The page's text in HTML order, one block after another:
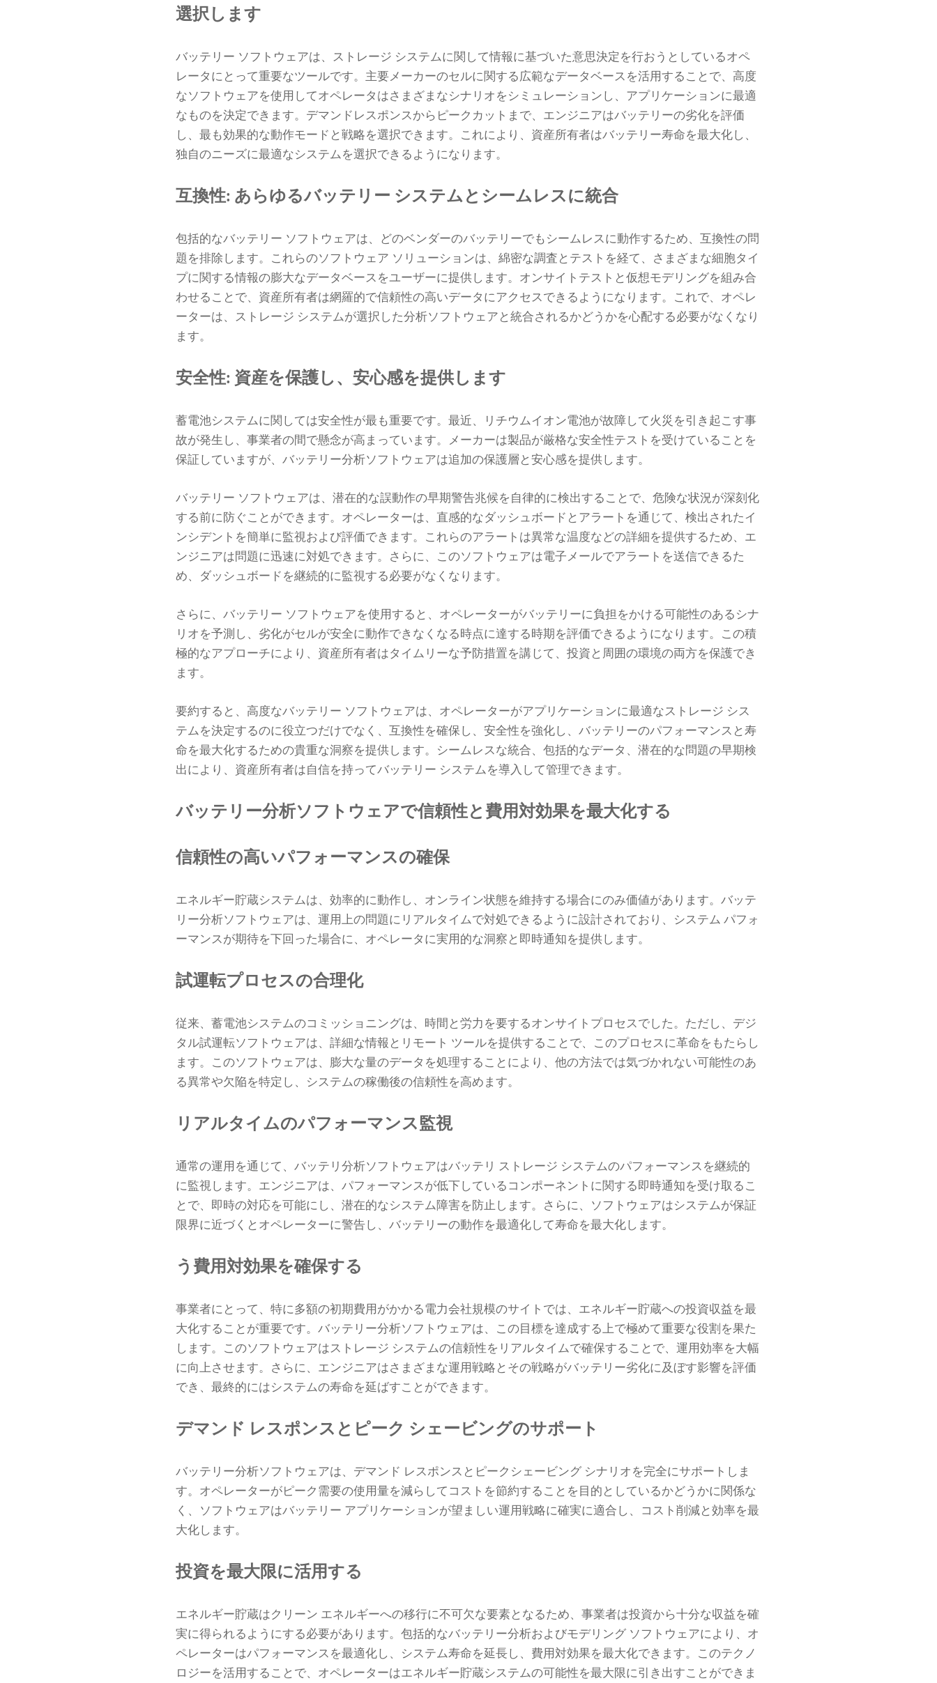
選択します
バッテリー ソフトウェアは、ストレージ システムに関して情報に基づいた意思決定を行おうとしているオペ
レータにとって重要なツールです。主要メーカーのセルに関する広範なデータベースを活用することで、高度
なソフトウェアを使用してオペレータはさまざまなシナリオをシミュレーションし、アプリケーションに最適
なものを決定できます。デマンドレスポンスからピークカットまで、エンジニアはバッテリーの劣化を評価
し、最も効果的な動作モードと戦略を選択できます。これにより、資産所有者はバッテリー寿命を最大化し、
独自のニーズに最適なシステムを選択できるようになります。
互換性: あらゆるバッテリー システムとシームレスに統合
包括的なバッテリー ソフトウェアは、どのベンダーのバッテリーでもシームレスに動作するため、互換性の問
題を排除します。これらのソフトウェア ソリューションは、綿密な調査とテストを経て、さまざまな細胞タイ
プに関する情報の膨大なデータベースをユーザーに提供します。オンサイトテストと仮想モデリングを組み合
わせることで、資産所有者は網羅的で信頼性の高いデータにアクセスできるようになります。これで、オペレ
ーターは、ストレージ システムが選択した分析ソフトウェアと統合されるかどうかを心配する必要がなくなり
ます。
安全性: 資産を保護し、安心感を提供します
蓄電池システムに関しては安全性が最も重要です。最近、リチウムイオン電池が故障して火災を引き起こす事
故が発生し、事業者の間で懸念が高まっています。メーカーは製品が厳格な安全性テストを受けていることを
保証していますが、バッテリー分析ソフトウェアは追加の保護層と安心感を提供します。
バッテリー ソフトウェアは、潜在的な誤動作の早期警告兆候を自律的に検出することで、危険な状況が深刻化
する前に防ぐことができます。オペレーターは、直感的なダッシュボードとアラートを通じて、検出されたイ
ンシデントを簡単に監視および評価できます。これらのアラートは異常な温度などの詳細を提供するため、エ
ンジニアは問題に迅速に対処できます。さらに、このソフトウェアは電子メールでアラートを送信できるた
め、ダッシュボードを継続的に監視する必要がなくなります。
さらに、バッテリー ソフトウェアを使用すると、オペレーターがバッテリーに負担をかける可能性のあるシナ
リオを予測し、劣化がセルが安全に動作できなくなる時点に達する時期を評価できるようになります。この積
極的なアプローチにより、資産所有者はタイムリーな予防措置を講じて、投資と周囲の環境の両方を保護でき
ます。
要約すると、高度なバッテリー ソフトウェアは、オペレーターがアプリケーションに最適なストレージ シス
テムを決定するのに役立つだけでなく、互換性を確保し、安全性を強化し、バッテリーのパフォーマンスと寿
命を最大化するための貴重な洞察を提供します。シームレスな統合、包括的なデータ、潜在的な問題の早期検
出により、資産所有者は自信を持ってバッテリー システムを導入して管理できます。
バッテリー分析ソフトウェアで信頼性と費用対効果を最大化する
信頼性の高いパフォーマンスの確保
エネルギー貯蔵システムは、効率的に動作し、オンライン状態を維持する場合にのみ価値があります。バッテ
リー分析ソフトウェアは、運用上の問題にリアルタイムで対処できるように設計されており、システム パフォ
ーマンスが期待を下回った場合に、オペレータに実用的な洞察と即時通知を提供します。
試運転プロセスの合理化
従来、蓄電池システムのコミッショニングは、時間と労力を要するオンサイトプロセスでした。ただし、デジ
タル試運転ソフトウェアは、詳細な情報とリモート ツールを提供することで、このプロセスに革命をもたらし
ます。このソフトウェアは、膨大な量のデータを処理することにより、他の方法では気づかれない可能性のあ
る異常や欠陥を特定し、システムの稼働後の信頼性を高めます。
リアルタイムのパフォーマンス監視
通常の運用を通じて、バッテリ分析ソフトウェアはバッテリ ストレージ システムのパフォーマンスを継続的
に監視します。エンジニアは、パフォーマンスが低下しているコンポーネントに関する即時通知を受け取るこ
とで、即時の対応を可能にし、潜在的なシステム障害を防止します。さらに、ソフトウェアはシステムが保証
限界に近づくとオペレーターに警告し、バッテリーの動作を最適化して寿命を最大化します。
う 費用対効果を確保する
事業者にとって、特に多額の初期費用がかかる電力会社規模のサイトでは、エネルギー貯蔵への投資収益を最
大化することが重要です。バッテリー分析ソフトウェアは、この目標を達成する上で極めて重要な役割を果た
します。このソフトウェアはストレージ システムの信頼性をリアルタイムで確保することで、運用効率を大幅
に向上させます。さらに、エンジニアはさまざまな運用戦略とその戦略がバッテリー劣化に及ぼす影響を評価
でき、最終的にはシステムの寿命を延ばすことができます。
デマンド レスポンスとピーク シェービングのサポート
バッテリー分析ソフトウェアは、デマンド レスポンスとピークシェービング シナリオを完全にサポートしま
す。オペレーターがピーク需要の使用量を減らしてコストを節約することを目的としているかどうかに関係な
く、ソフトウェアはバッテリー アプリケーションが望ましい運用戦略に確実に適合し、コスト削減と効率を最
大化します。
投資を最大限に活用する
エネルギー貯蔵はクリーン エネルギーへの移行に不可欠な要素となるため、事業者は投資から十分な収益を確
実に得られるようにする必要があります。包括的なバッテリー分析およびモデリング ソフトウェアにより、オ
ペレーターはパフォーマンスを最適化し、システム寿命を延長し、費用対効果を最大化できます。このテクノ
ロジーを活用することで、オペレーターはエネルギー貯蔵システムの可能性を最大限に引き出すことができま